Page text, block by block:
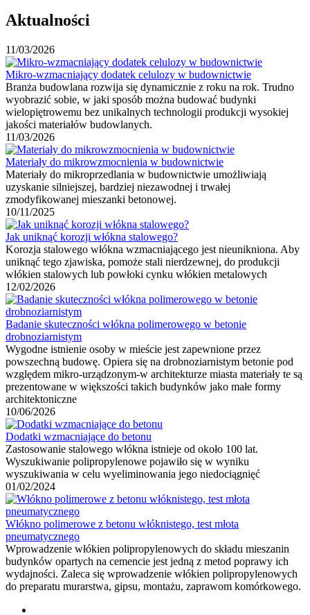
Aktualności
11/03/2026
Mikro-wzmacniający dodatek celulozy w budownictwie
Branża budowlana rozwija się dynamicznie z roku na rok. Trudno
wyobrazić sobie, w jaki sposób można budować budynki
wielopiętrowemu bez unikalnych technologii produkcji wysokiej
jakości materiałów budowlanych.
11/03/2026
Materiały do mikrowzmocnienia w budownictwie
Materiały do ​​mikroprzedlania w budownictwie umożliwiają
uzyskanie silniejszej, bardziej niezawodnej i trwałej
zmodyfikowanej mieszanki betonowej.
10/11/2025
Jak uniknąć korozji włókna stalowego?
Korozja stalowego włókna wzmacniającego jest nieunikniona. Aby
uniknąć tego zjawiska, pomoże stali nierdzewnej, do produkcji
włókien stalowych lub powłoki cynku włókien metalowych
12/02/2026
Badanie skuteczności włókna polimerowego w betonie
drobnoziarnistym
Wygodne istnienie osoby w mieście jest zapewnione przez
powszechną budowę. Opiera się na drobnoziarnistym betonie pod
względem mikro-urządzonym-w architekturze miasta materiały te są
prezentowane w większości takich budynków jako małe formy
architektoniczne
10/06/2026
Dodatki wzmacniające do betonu
Zastosowanie stalowego włókna istnieje od około 100 lat.
Wyszukiwanie polipropylenowe pojawiło się w wyniku
wyszukiwania w celu wyeliminowania jego niedociągnięć
01/02/2024
Włókno polimerowe z betonu włóknistego, test młota
pneumatycznego
Wprowadzenie włókien polipropylenowych do składu mieszanin
budynków opartych na cemencie jest jedną z metod poprawy ich
wydajności. Zaleca się wprowadzenie włókien polipropylenowych
do preparatu murarstwa, gipsu, montażu, zaprawom komórkowego.